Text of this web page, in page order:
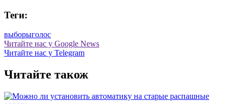
Теги:
выборыголос
Читайте нас у Google News
Читайте нас у Telegram
Читайте також